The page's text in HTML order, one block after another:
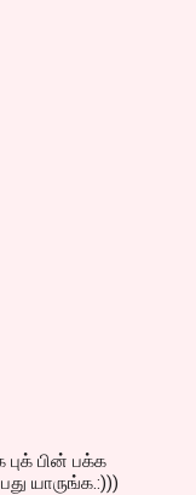
பின் பக்க
யாருங்க.:)))